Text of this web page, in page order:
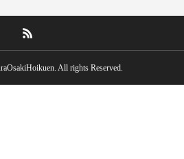
All rights Reserved.